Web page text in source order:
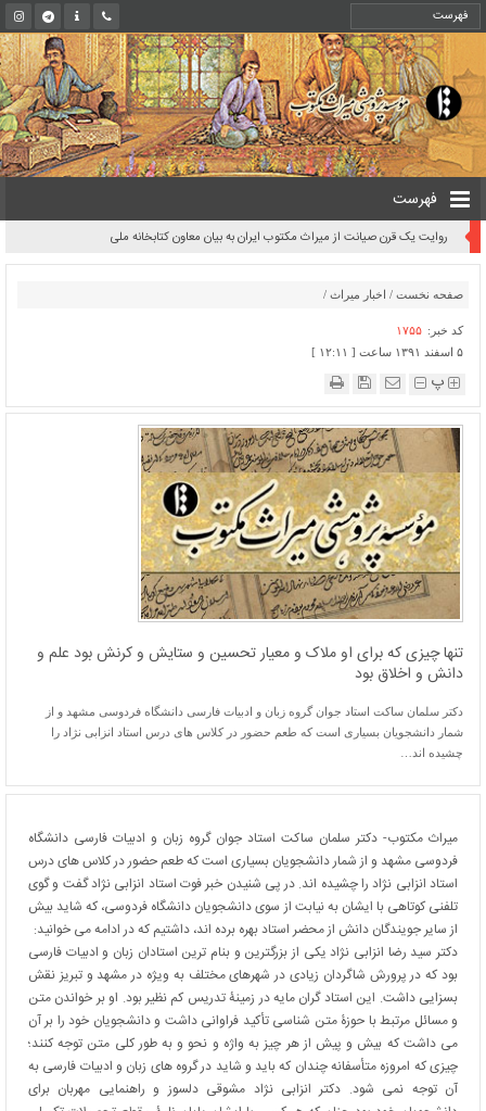
فهرست
روایت یک قرن صیانت از میراث مکتوب ایران به بیان معاون کتابخانه ملی
صفحه نخست / اخبار میراث /
کد خبر: ۱۷۵۵
۵ اسفند ۱۳۹۱ ساعت [ ۱۲:۱۱ ]
پ
تنها چیزی که برای او ملاک و معیار تحسین و ستایش و کرنش بود علم و
دانش و اخلاق بود
دکتر سلمان ساکت استاد جوان گروه زبان و ادبیات فارسی دانشگاه فردوسی مشهد و از
شمار دانشجویان بسیاری است که طعم حضور در کلاس های درس استاد انزابی نژاد را
چشیده اند…
میراث مکتوب- دکتر سلمان ساکت استاد جوان گروه زبان و ادبیات فارسی دانشگاه
فردوسی مشهد و از شمار دانشجویان بسیاری است که طعم حضور در کلاس های درس
استاد انزابی نژاد را چشیده اند. در پی شنیدن خبر فوت استاد انزابی نژاد گفت و گوی
تلفنی کوتاهی با ایشان به نیابت از سوی دانشجویان دانشگاه فردوسی، که شاید بیش
از سایر جویندگان دانش از محضر استاد بهره برده اند، داشتیم که در ادامه می خوانید:
دکتر سید رضا انزابی نژاد یکی از بزرگترین و بنام ترین استادان زبان و ادبیات فارسی
بود که در پرورش شاگردان زیادی در شهرهای مختلف به ویژه در مشهد و تبریز نقش
بسزایی داشت. این استاد گران مایه در زمینۀ تدریس کم نظیر بود. او بر خواندن متن
و مسائل مرتبط با حوزۀ متن شناسی تأکید فراوانی داشت و دانشجویان خود را بر آن
می داشت که بیش و پیش از هر چیز به واژه و نحو و به طور کلی متن توجه کنند؛
چیزی که امروزه متأسفانه چندان که باید و شاید در گروه های زبان و ادبیات فارسی به
آن توجه نمی شود. دکتر انزابی نژاد مشوقی دلسوز و راهنمایی مهربان برای